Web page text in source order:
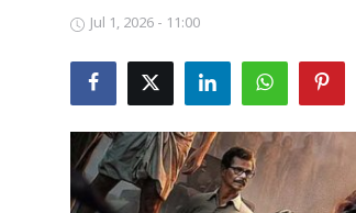
Business
Tamilnadu
National
Jul 1, 2026 - 11:00